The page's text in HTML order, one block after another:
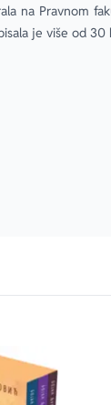
na Pravnom
je više od